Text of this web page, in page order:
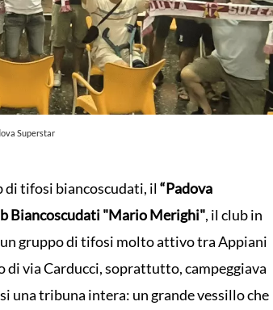
Superstar
tifosi biancoscudati, il“Padova
Biancoscudati "Mario Merighi", il club in
gruppo di tifosi molto attivo tra Appiani
via Carducci, soprattutto, campeggiava
una tribuna intera: un grande vessillo che